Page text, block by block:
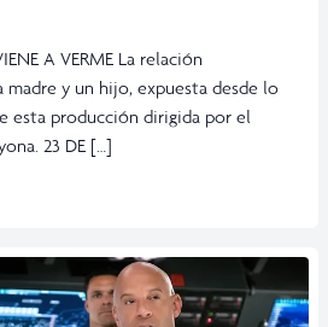
A VERME La relación
y un hijo, expuesta desde lo
esta producción dirigida por el
23 DE […]